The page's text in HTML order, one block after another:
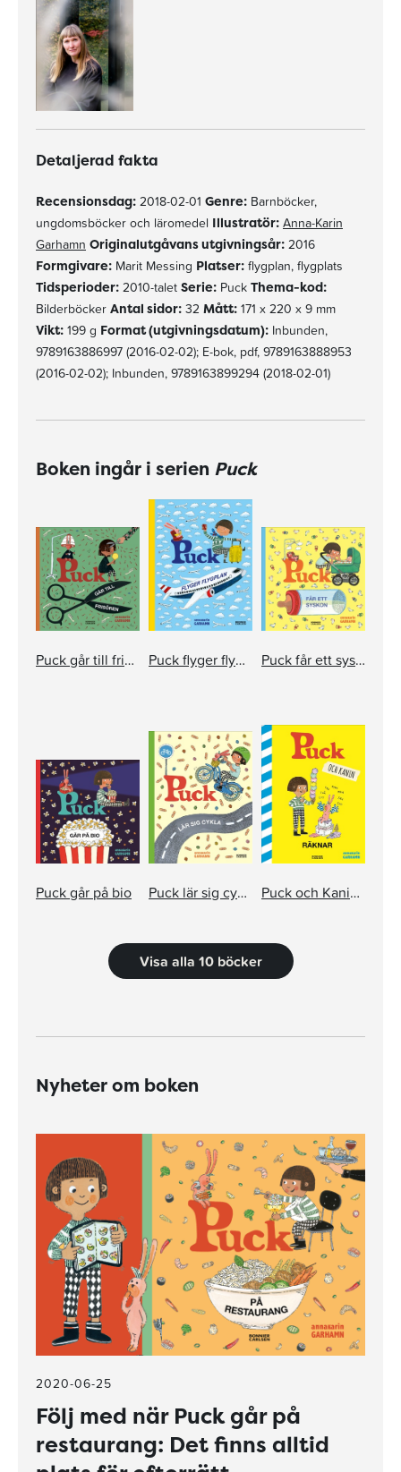
Detaljerad fakta
Recensionsdag: 2018-02-01 Genre: Barnböcker,
ungdomsböcker och läromedel Illustratör: Anna-Karin
Garhamn Originalutgåvans utgivningsår: 2016
Formgivare: Marit Messing Platser: flygplan, flygplats
Tidsperioder: 2010-talet Serie: Puck Thema-kod:
Bilderböcker Antal sidor: 32 Mått: 171 x 220 x 9 mm
Vikt: 199 g Format (utgivningsdatum): Inbunden,
9789163886997 (2016-02-02); E-bok, pdf, 9789163888953
(2016-02-02); Inbunden, 9789163899294 (2018-02-01)
Boken ingår i serien Puck
Puck går till frisören Puck flyger flygplan Puck får ett syskon
Puck går på bio Puck lär sig cykla Puck och Kanin räknar
Visa alla 10 böcker
Nyheter om boken
2020-06-25
Följ med när Puck går på
restaurang: Det finns alltid